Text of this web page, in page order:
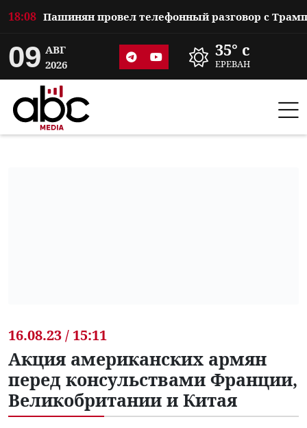
18:08
09 АВГ
2026
35° c
ЕРЕВАН
16.08.23 / 15:11
Акция американских армян
перед консульствами Франции,
Великобритании и Китая